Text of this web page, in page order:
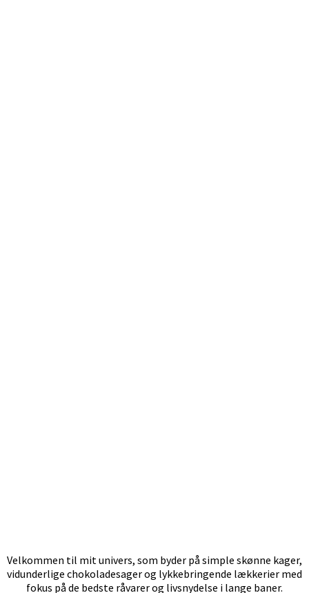
Velkommen til mit univers, som byder på simple skønne kager,
vidunderlige chokoladesager og lykkebringende lækkerier med
fokus på de bedste råvarer og livsnydelse i lange baner.